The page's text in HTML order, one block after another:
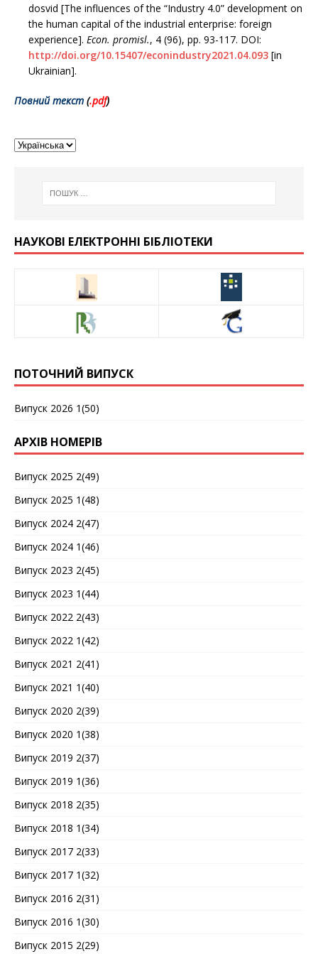
dosvid [The influences of the “Industry 4.0” development on
the human capital of the industrial enterprise: foreign
experience]. Econ. promisl., 4 (96), рр. 93-117. DOI:
http://doi.org/10.15407/econindustry2021.04.093 [in
Ukrainian].
Повний текст (.pdf)
НАУКОВІ ЕЛЕКТРОННІ БІБЛІОТЕКИ
ПОТОЧНИЙ ВИПУСК
Випуск 2026 1(50)
АРХІВ НОМЕРІВ
Випуск 2025 2(49)
Випуск 2025 1(48)
Випуск 2024 2(47)
Випуск 2024 1(46)
Випуск 2023 2(45)
Випуск 2023 1(44)
Випуск 2022 2(43)
Випуск 2022 1(42)
Випуск 2021 2(41)
Випуск 2021 1(40)
Випуск 2020 2(39)
Випуск 2020 1(38)
Випуск 2019 2(37)
Випуск 2019 1(36)
Випуск 2018 2(35)
Випуск 2018 1(34)
Випуск 2017 2(33)
Випуск 2017 1(32)
Випуск 2016 2(31)
Випуск 2016 1(30)
Випуск 2015 2(29)